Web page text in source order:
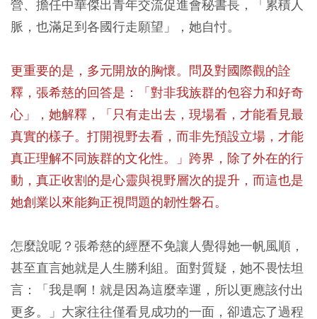
營、擔任中華傑出青年交流促進會秘書長，「累積人
脈，也滿足到各國行走願望」，她自忖。
更重要的是，多元開放的胸懷。問及對國際觀的詮
釋，張希慈的回答是：「對非我族群的包容力和好奇
心」，她解釋，「只有走出去，現場看，才能看見最
真實的樣子。打開視野去看，而非先預設立場，才能
真正理解不同族群的文化性。」跨界，除了外在的行
動，真正收割的是心靈與視野層次的提升，而這也是
她創業以來能夠正視問題的韌性磐石。
怎麼說呢？張希慈的經歷不免讓人覺得她一帆風順，
甚至直言她就是人生勝利組。面對質疑，她不畏怯坦
言：「我是啊！就是因為這麼幸運，所以更應該付出
更多。」大家往往僅看見成功的一面，卻遺忘了過程